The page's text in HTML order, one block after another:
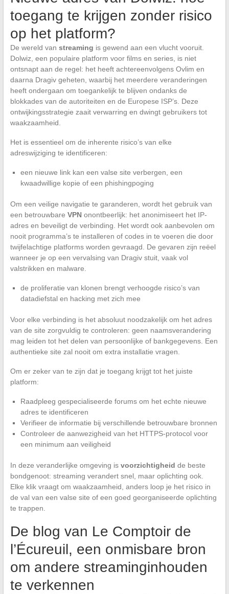
toegang te krijgen zonder risico
op het platform?
De wereld van streaming is gewend aan een vlucht vooruit.
Dolwiz, een populaire platform voor films en series, is niet
ontsnapt aan de regel: het heeft achtereenvolgens Ovlim en
daarna Dragiv geheten, waarbij het meerdere veranderingen
heeft ondergaan om toegankelijk te blijven ondanks de
blokkades van de autoriteiten en de Europese ISP’s. Deze
ontwijkingsstrategie zaait verwarring en dwingt gebruikers tot
waakzaamheid.
Het is essentieel om de inherente risico’s van elke
adreswijziging te identificeren:
een nieuwe link kan een valse site verbergen, een
kwaadwillige kopie of een phishingpoging
Om een veilige navigatie te garanderen, wordt het gebruik van
een betrouwbare VPNonontbeerlijk: het anonimiseert het IP-
adres en beveiligt de verbinding. Het wordt ook aanbevolen om
nooit programma’s te installeren of codes in te voeren die door
twijfelachtige platforms worden gevraagd. De gevaren zijn reëel
wanneer je op een vervalsing van Dragiv stuit, vaak vol
valstrikken en malware.
de proliferatie van klonen brengt verhoogde risico’s van
datadiefstal en hacking met zich mee
Voor elke verbinding is het absoluut noodzakelijk om het adres
van de site zorgvuldig te controleren: geen naamsverandering
mag leiden tot het delen van persoonlijke of bankgegevens. Een
authentieke site zal nooit om extra installatie vragen.
Om er zeker van te zijn dat je toegang krijgt tot het juiste
platform:
Raadpleeg gespecialiseerde forums om het echte nieuwe
adres te identificeren
Verifieer de informatie bij verschillende betrouwbare bronnen
Controleer de aanwezigheid van het HTTPS-protocol voor
een minimum aan veiligheid
In deze veranderlijke omgeving is voorzichtigheid de beste
bondgenoot: streaming verandert snel, maar oplichting ook.
Elke klik vraagt om waakzaamheid, anders loop je het risico in
de val van een valse site of een goed georganiseerde oplichting
te trappen.
De blog van Le Comptoir de
l’Écureuil, een onmisbare bron
om andere streaminginhouden
te verkennen